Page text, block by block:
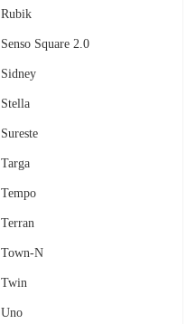
Rubik
Senso Square 2.0
Sidney
Stella
Sureste
Targa
Tempo
Terran
Town-N
Twin
Uno